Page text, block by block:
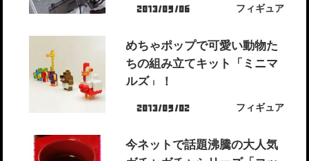
2013/09/06 フィギュア
めちゃポップで可愛い動物た
ちの組み立てキット「ミニマ
ルズ」！
2013/09/02 フィギュア
今ネットで話題沸騰の大人気